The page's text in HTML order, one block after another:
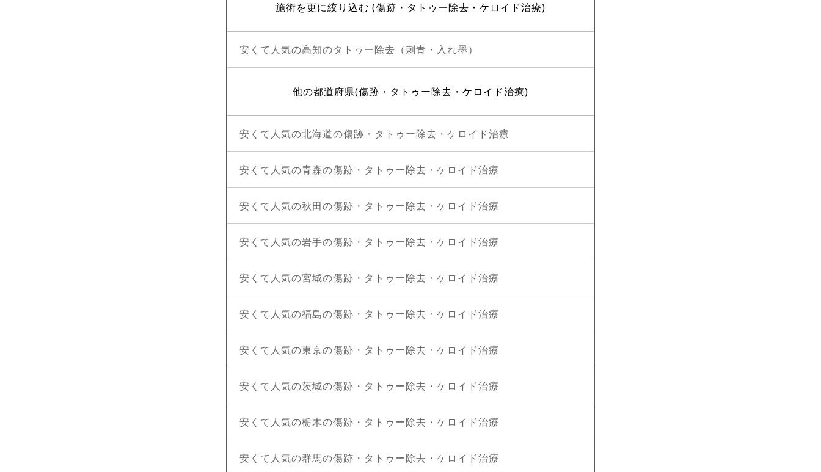
施術を更に絞り込む (傷跡・タトゥー除去・ケロイド治療)
安くて人気の高知のタトゥー除去（刺青・入れ墨）
他の都道府県(傷跡・タトゥー除去・ケロイド治療)
安くて人気の北海道の傷跡・タトゥー除去・ケロイド治療
安くて人気の青森の傷跡・タトゥー除去・ケロイド治療
安くて人気の秋田の傷跡・タトゥー除去・ケロイド治療
安くて人気の岩手の傷跡・タトゥー除去・ケロイド治療
安くて人気の宮城の傷跡・タトゥー除去・ケロイド治療
安くて人気の福島の傷跡・タトゥー除去・ケロイド治療
安くて人気の東京の傷跡・タトゥー除去・ケロイド治療
安くて人気の茨城の傷跡・タトゥー除去・ケロイド治療
安くて人気の栃木の傷跡・タトゥー除去・ケロイド治療
安くて人気の群馬の傷跡・タトゥー除去・ケロイド治療